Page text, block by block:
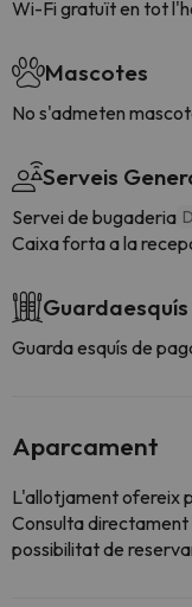
Wi-Fi gratuït en tot
Mascotes
No s'admeten
Serveis
Servei de bugaderia
Caixa forta a la
Guardaesquís
Guarda esquís de
Aparcament
L'allotjament ofereix
Consulta
possibilitat de